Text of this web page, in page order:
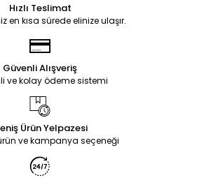
Hızlı Teslimat
en kısa sürede elinize ulaşır.
Güvenli Alışveriş
ve kolay ödeme sistemi
Ürün Yelpazesi
ve kampanya seçeneği